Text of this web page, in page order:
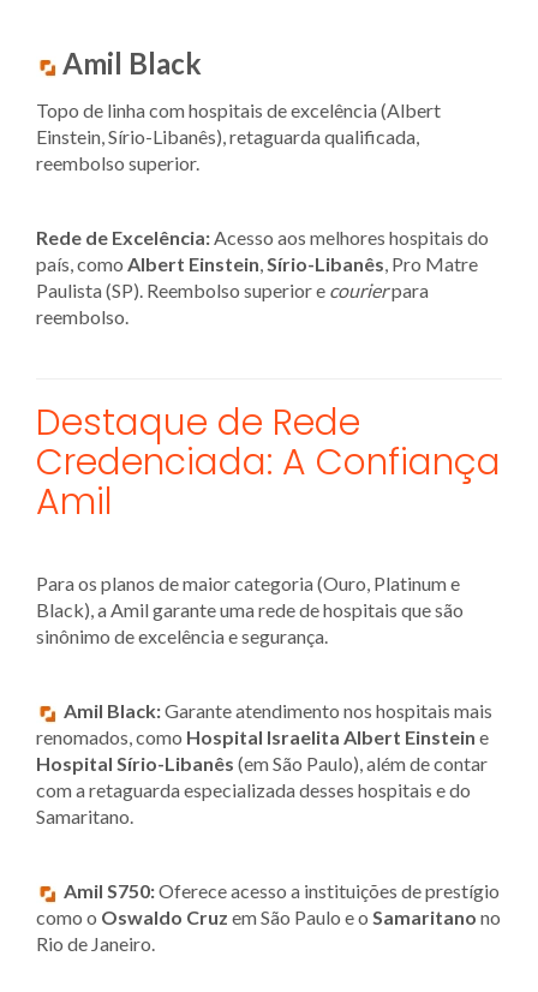
Amil Black
Topo de linha com hospitais de excelência (Albert
Einstein, Sírio-Libanês), retaguarda qualificada,
reembolso superior.
Rede de Excelência:Acesso aos melhores hospitais do
país, como Albert Einstein,Sírio-Libanês, Pro Matre
Paulista (SP). Reembolso superior e courierpara
reembolso.
Destaque de Rede
Credenciada: A Confiança
Amil
Para os planos de maior categoria (Ouro, Platinum e
Black), a Amil garante uma rede de hospitais que são
sinônimo de excelência e segurança.
Amil Black:Garante atendimento nos hospitais mais
renomados, como Hospital Israelita Albert Einstein e
Hospital Sírio-Libanês (em São Paulo), além de contar
com a retaguarda especializada desses hospitais e do
Samaritano.
Amil S750:Oferece acesso a instituições de prestígio
como o Oswaldo Cruz em São Paulo e o Samaritano no
Rio de Janeiro.